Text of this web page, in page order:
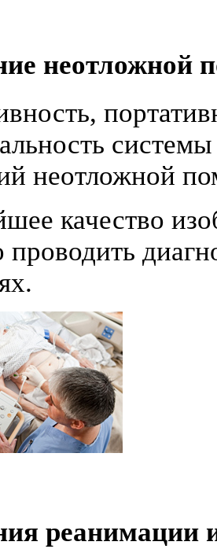
неотложной
неотложной
качество
проводить
реанимации